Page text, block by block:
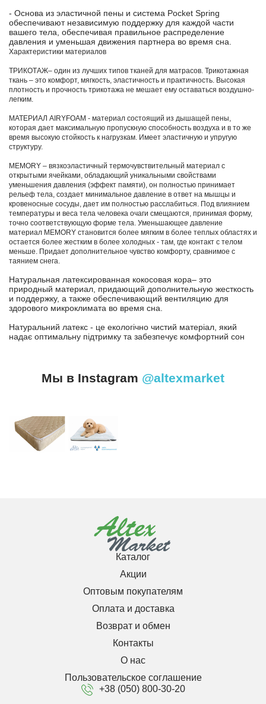
- Основа из эластичной пены и система Pocket Spring
обеспечивают независимую поддержку для каждой части
вашего тела, обеспечивая правильное распределение
давления и уменьшая движения партнера во время сна.
Характеристики материалов
ТРИКОТАЖ– один из лучших типов тканей для матрасов. Трикотажная
ткань – это комфорт, мягкость, эластичность и практичность. Высокая
плотность и прочность трикотажа не мешает ему оставаться воздушно-
легким.
МАТЕРИАЛ AIRYFOAM - материал состоящий из дышащей пены,
которая дает максимальную пропускную способность воздуха и в то же
время высокую стойкость к нагрузкам. Имеет эластичную и упругую
структуру.
MEMORY – вязкоэластичный термочувствительный материал с
открытыми ячейками, обладающий уникальными свойствами
уменьшения давления (эффект памяти), он полностью принимает
рельеф тела, создает минимальное давление в ответ на мышцы и
кровеносные сосуды, дает им полностью расслабиться. Под влиянием
температуры и веса тела человека очаги смещаются, принимая форму,
точно соответствующую форме тела. Уменьшающее давление
материал MEMORY становится более мягким в более теплых областях и
остается более жестким в более холодных - там, где контакт с телом
меньше. Придает дополнительное чувство комфорту, сравнимое с
таянием снега.
Натуральная латексированная кокосовая кора– это
природный материал, придающий дополнительную жесткость
и поддержку, а также обеспечивающий вентиляцию для
здорового микроклимата во время сна.
Натуральний латекс - це екологічно чистий матеріал, який
надає оптимальну підтримку та забезпечує комфортний сон
Мы в Instagram @altexmarket
Каталог
Акции
Оптовым покупателям
Оплата и доставка
Возврат и обмен
Контакты
О нас
Пользовательское соглашение
+38 (050) 800-30-20